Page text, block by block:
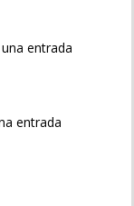
entrada
entrada